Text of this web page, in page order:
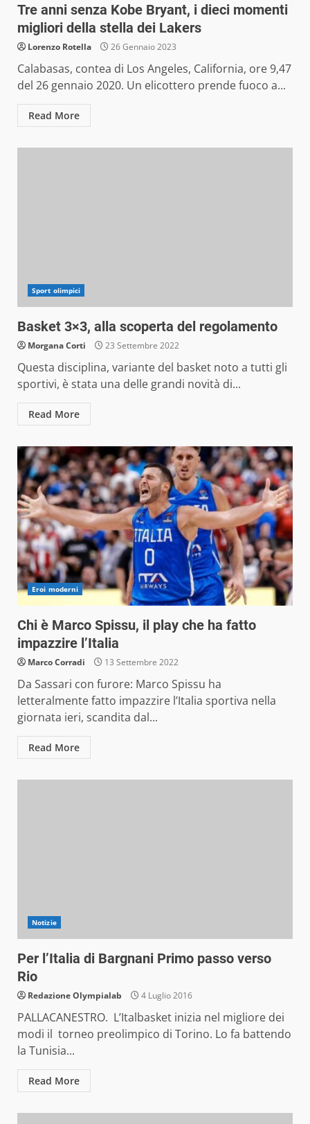
Tre anni senza Kobe Bryant, i dieci momenti
migliori della stella dei Lakers
Lorenzo Rotella 26 Gennaio 2023
Calabasas, contea di Los Angeles, California, ore 9,47
del 26 gennaio 2020. Un elicottero prende fuoco a...
Read More
Sport olimpici
Basket 3×3, alla scoperta del regolamento
Morgana Corti 23 Settembre 2022
Questa disciplina, variante del basket noto a tutti gli
sportivi, è stata una delle grandi novità di...
Read More
Eroi moderni
Chi è Marco Spissu, il play che ha fatto
impazzire l’Italia
Marco Corradi 13 Settembre 2022
Da Sassari con furore: Marco Spissu ha
letteralmente fatto impazzire l’Italia sportiva nella
giornata ieri, scandita dal...
Read More
Notizie
Per l’Italia di Bargnani Primo passo verso
Rio
Redazione Olympialab 4 Luglio 2016
PALLACANESTRO. L’Italbasket inizia nel migliore dei
modi il torneo preolimpico di Torino. Lo fa battendo
la Tunisia...
Read More